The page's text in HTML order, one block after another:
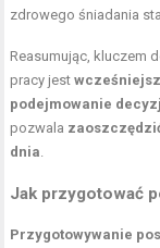
zdrowego śniadania
Reasumując, kluczem
pracy jest
podejmowanie
pozwala
dnia
Jak przygotować
Przygotowywanie